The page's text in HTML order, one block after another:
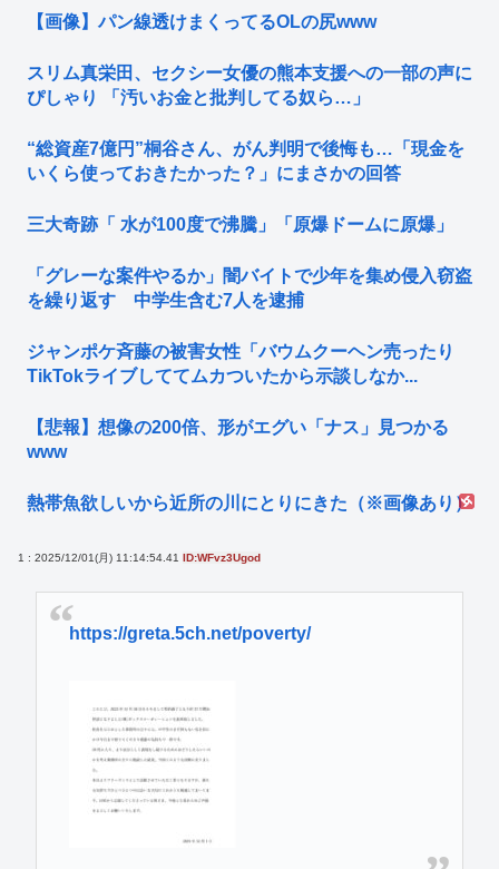
【画像】パン線透けまくってるOLの尻www
スリム真栄田、セクシー女優の熊本支援への一部の声に
ぴしゃり 「汚いお金と批判してる奴ら…」
“総資産7億円”桐谷さん、がん判明で後悔も…「現金を
いくら使っておきたかった？」にまさかの回答
三大奇跡「 水が100度で沸騰」「原爆ドームに原爆」
「グレーな案件やるか」闇バイトで少年を集め侵入窃盗
を繰り返す 中学生含む7人を逮捕
ジャンポケ斉藤の被害女性「バウムクーヘン売ったり
TikTokライブしててムカついたから示談しなか...
【悲報】想像の200倍、形がエグい「ナス」見つかる
www
熱帯魚欲しいから近所の川にとりにきた（※画像あり）
1 : 2025/12/01(月) 11:14:54.41 ID:WFvz3Ugod
https://greta.5ch.net/poverty/